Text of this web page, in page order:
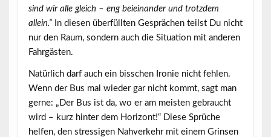
sind wir alle gleich – eng beieinander und trotzdem
allein.“In diesen überfüllten Gesprächen teilst Du nicht
nur den Raum, sondern auch die Situation mit anderen
Fahrgästen.
Natürlich darf auch ein bisschen Ironie nicht fehlen.
Wenn der Bus mal wieder gar nicht kommt, sagt man
gerne: „Der Bus ist da, wo er am meisten gebraucht
wird – kurz hinter dem Horizont!“Diese Sprüche
helfen, den stressigen Nahverkehr mit einem Grinsen